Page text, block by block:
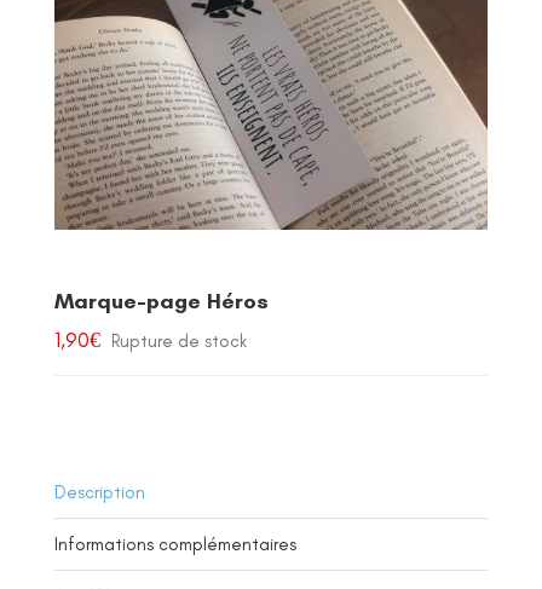
Marque-page Héros
1,90€ Rupture de stock
Description
Informations complémentaires